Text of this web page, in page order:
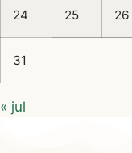
24 25 26
31
« jul